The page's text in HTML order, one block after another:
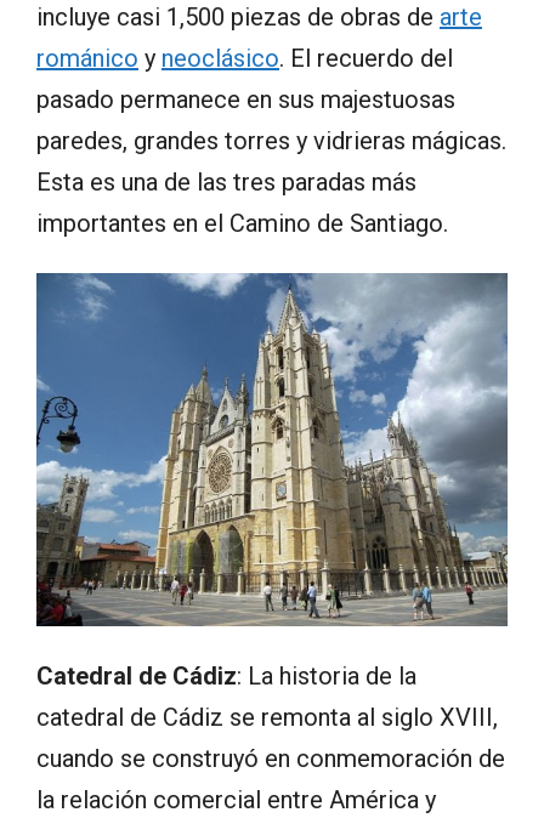
incluye casi 1,500 piezas de obras de arte
románico y neoclásico. El recuerdo del
pasado permanece en sus majestuosas
paredes, grandes torres y vidrieras mágicas.
Esta es una de las tres paradas más
importantes en el Camino de Santiago.
Catedral de Cádiz: La historia de la
catedral de Cádiz se remonta al siglo XVIII,
cuando se construyó en conmemoración de
la relación comercial entre América y